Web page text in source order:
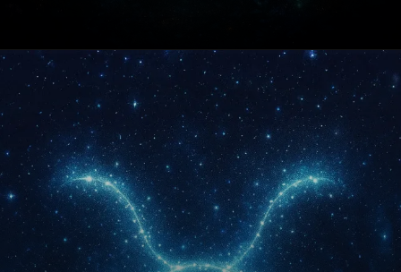
Opening https://fusne.com/vida